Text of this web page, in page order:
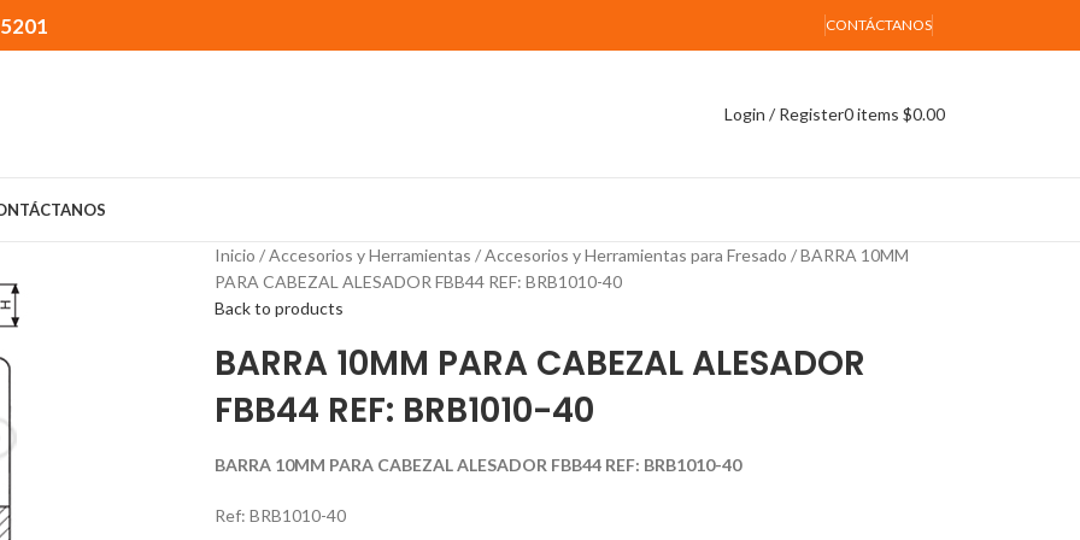
CONTÁCTANOS
Login / Register0items $0.00
Inicio Accesorios y Herramientas Accesorios y Herramientas para Fresado
BARRA 10MM
PARA CABEZAL ALESADOR FBB44 REF: BRB1010-40
Back to products
BARRA 10MM PARA CABEZAL ALESADOR
FBB44 REF: BRB1010-40
BARRA 10MM PARA CABEZAL ALESADOR FBB44 REF: BRB1010-40
Ref: BRB1010-40